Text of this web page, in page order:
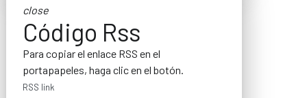
close
Código Rss
Para copiar el enlace RSS en el
portapapeles, haga clic en el botón.
RSS link